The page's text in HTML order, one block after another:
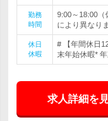
勤務
時間
9:00～18:00
により異なり
休日
休暇
# 【年間休日
末年始休暇*
求人詳細を